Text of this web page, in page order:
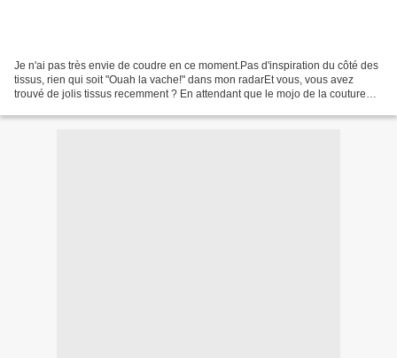
Je n'ai pas très envie de coudre en ce moment.Pas d'inspiration du côté des
tissus, rien qui soit "Ouah la vache!" dans mon radarEt vous, vous avez
trouvé de jolis tissus recemment ? En attendant que le mojo de la couture